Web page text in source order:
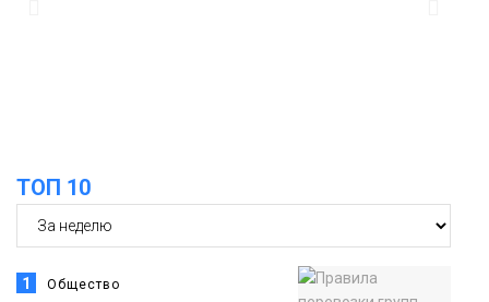
ТОП 10
1 Общество